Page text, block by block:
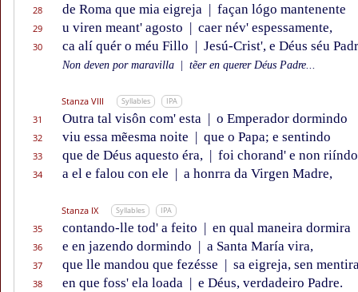
28 de Roma que mia eigreja | façan lógo mantenente
29 u viren meant' agosto | caer név' espessamente,
30 ca alí quér o méu Fillo | Jesú-Crist', e Déus séu
Non deven por maravilla tẽer en querer Déus Padre...
Stanza VIII Syllables IPA
31 Outra tal visôn com' esta | o Emperador dormindo
32 viu essa mẽesma noite | que o Papa; e sentindo
33 que de Déus aquesto éra, | foi chorand' e non riíndo
34 a el e falou con ele | a honrra da Virgen Madre,
Stanza IX Syllables IPA
35 contando-lle tod' a feito | en qual maneira dormira
36 e en jazendo dormindo | a Santa María vira,
37 que lle mandou que fezésse | sa eigreja, sen
38 en que foss' ela loada | e Déus, verdadeiro Padre.